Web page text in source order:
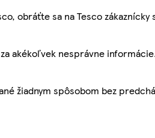
obráťte sa na Tesco
akékoľvek nesprávne
žiadnym spôsobom bez